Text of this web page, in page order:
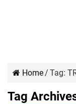
Home/ Tag:
Tag